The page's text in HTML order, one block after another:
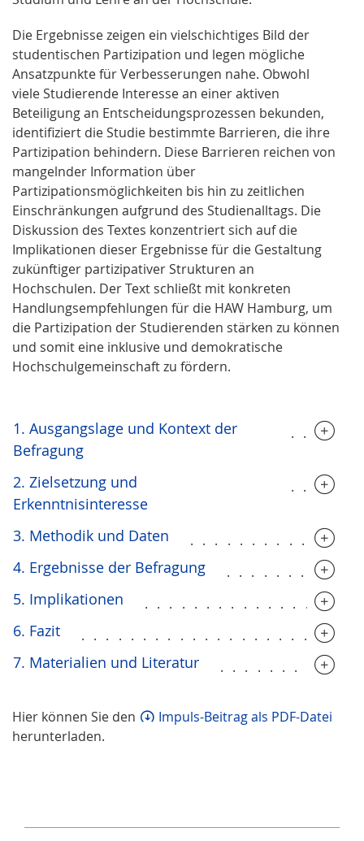
Die Ergebnisse zeigen ein vielschichtiges Bild der
studentischen Partizipation und legen mögliche
Ansatzpunkte für Verbesserungen nahe. Obwohl
viele Studierende Interesse an einer aktiven
Beteiligung an Entscheidungsprozessen bekunden,
identifiziert die Studie bestimmte Barrieren, die ihre
Partizipation behindern. Diese Barrieren reichen von
mangelnder Information über
Partizipationsmöglichkeiten bis hin zu zeitlichen
Einschränkungen aufgrund des Studienalltags. Die
Diskussion des Textes konzentriert sich auf die
Implikationen dieser Ergebnisse für die Gestaltung
zukünftiger partizipativer Strukturen an
Hochschulen. Der Text schließt mit konkreten
Handlungsempfehlungen für die HAW Hamburg, um
die Partizipation der Studierenden stärken zu können
und somit eine inklusive und demokratische
Hochschulgemeinschaft zu fördern.
1. Ausgangslage und Kontext der
Befragung
2. Zielsetzung und
Erkenntnisinteresse
3. Methodik und Daten
4. Ergebnisse der Befragung
5. Implikationen
6. Fazit
7. Materialien und Literatur
Hier können Sie den
Impuls-Beitrag als PDF-Datei
herunterladen.